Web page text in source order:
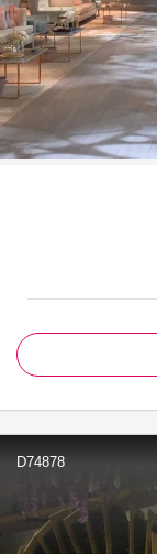
D74878